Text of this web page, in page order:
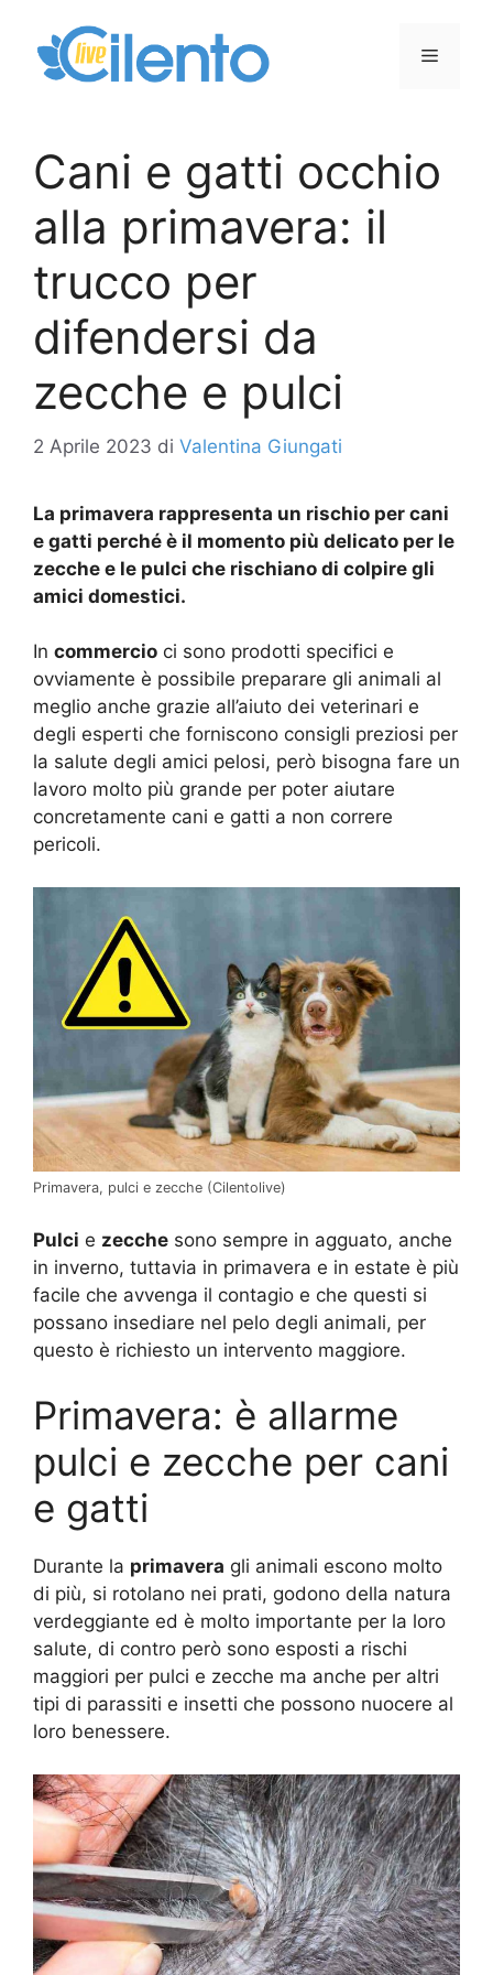
contenuto
Menu
Cani e gatti occhio
alla primavera: il
trucco per
difendersi da
zecche e pulci
2 Aprile 2023 di Valentina Giungati
La primavera rappresenta un rischio per cani
e gatti perché è il momento più delicato per le
zecche e le pulci che rischiano di colpire gli
amici domestici.
In commercio ci sono prodotti specifici e
ovviamente è possibile preparare gli animali al
meglio anche grazie all’aiuto dei veterinari e
degli esperti che forniscono consigli preziosi per
la salute degli amici pelosi, però bisogna fare un
lavoro molto più grande per poter aiutare
concretamente cani e gatti a non correre
pericoli.
Primavera, pulci e zecche (Cilentolive)
Pulci e zecche sono sempre in agguato, anche
in inverno, tuttavia in primavera e in estate è più
facile che avvenga il contagio e che questi si
possano insediare nel pelo degli animali, per
questo è richiesto un intervento maggiore.
Primavera: è allarme
pulci e zecche per cani
e gatti
Durante la primavera gli animali escono molto
di più, si rotolano nei prati, godono della natura
verdeggiante ed è molto importante per la loro
salute, di contro però sono esposti a rischi
maggiori per pulci e zecche ma anche per altri
tipi di parassiti e insetti che possono nuocere al
loro benessere.